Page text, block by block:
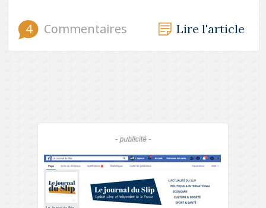
4Commentaires Lire l'article